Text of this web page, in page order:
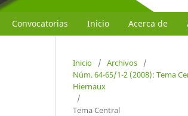
Convocatorias Inicio Acerca de
Inicio / Archivos
/
Núm. 64-65/1-2 (2008): Tema
Hiernaux
/
Tema Central